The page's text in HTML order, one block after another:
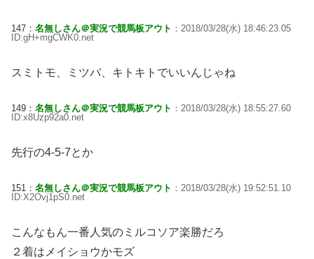
147： 名無しさん＠実況で競馬板アウト ：2018/03/28(水) 18:46:23.05
ID:gH+mgCWK0.net
スミトモ、ミツバ、キトキトでいいんじゃね
149： 名無しさん＠実況で競馬板アウト ：2018/03/28(水) 18:55:27.60
ID:x8Uzp92a0.net
先行の4-5-7とか
151： 名無しさん＠実況で競馬板アウト ：2018/03/28(水) 19:52:51.10
ID:X2Ovj1pS0.net
こんなもん一番人気のミルコソア楽勝だろ
２着はメイショウかモズ